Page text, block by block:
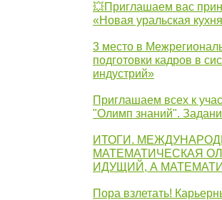
💥Приглашаем вас
«Новая уральская
3 место в
подготовки кадров в
индустрий»
Приглашаем всех к
"Олимп знаний".
ИТОГИ.
МАТЕМАТИЧЕСКАЯ
ИДУЩИЙ, А
Пора взлетать!